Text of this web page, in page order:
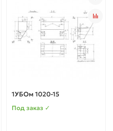
1УБОм 1020-15
Под заказ ✓